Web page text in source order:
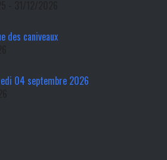
des caniveaux
04 septembre 2026